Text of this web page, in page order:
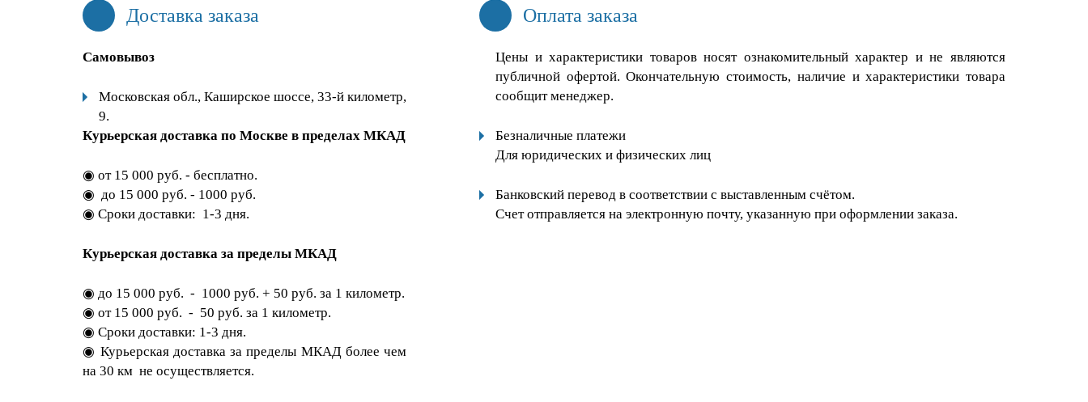
Доставка заказа
Самовывоз
Московская обл., Каширское шоссе, 33-й километр,
9.
Курьерская доставка по Москве в пределах МКАД
◉ от 15 000 руб. - бесплатно.
◉ до 15 000 руб. - 1000 руб.
◉ Сроки доставки: 1-3 дня.
Курьерская доставка за пределы МКАД
◉ до 15 000 руб. - 1000 руб. + 50 руб. за 1 километр.
◉ от 15 000 руб. - 50 руб. за 1 километр.
◉ Сроки доставки: 1-3 дня.
◉ Курьерская доставка за пределы МКАД более чем
на 30 км не осуществляется.
Оплата заказа
Цены и характеристики товаров носят ознакомительный характер и не являются
публичной офертой. Окончательную стоимость, наличие и характеристики товара
сообщит менеджер.
Безналичные платежи
Для юридических и физических лиц
Банковский перевод в соответствии с выставленным счётом.
Счет отправляется на электронную почту, указанную при оформлении заказа.